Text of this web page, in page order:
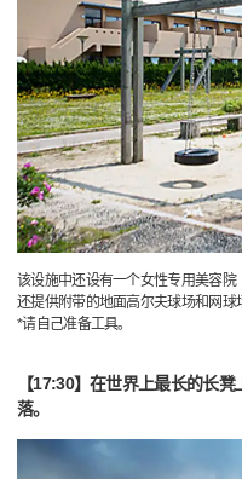
该设施中还设有一个女性专用美容院
还提供附带的地面高尔夫球场和网球
*请自己准备工具。
【17:30】在世界上最长的长
落。